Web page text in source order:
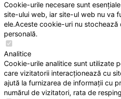
Cookie-urile necesare sunt
site-ului web, iar site-ul web nu va
ele.Aceste cookie-uri nu stochează
personală.
Analitice
Cookie-urile analitice sunt utilizate
care vizitatorii interacționează cu
ajută la furnizarea de informații cu
numărul de vizitatori, rata de